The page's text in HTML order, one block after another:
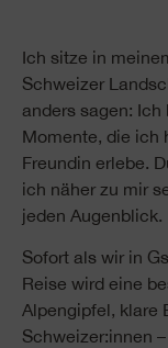
Ich sitze in
Schweizer
anders sagen:
Momente, die ich
Freundin erlebe.
ich näher zu mir
jeden Augenblick.
Sofort als wir in
Reise wird eine
Alpengipfel, klare
Schweizer:innen